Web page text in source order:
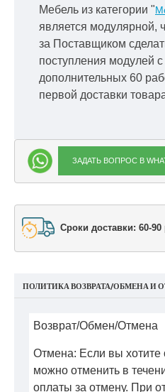
Мебель из категории "
является модулярной,
за Поставщиком
поступления модулей
дополнительных 60
первой доставки
ЗАДАТЬ ВОПРОС В
Сроки доставки: 60-
ПОЛИТИКА ВОЗВРАТА/ОБМЕНА И
Возврат/Обмен/Отмена
Отмена: Если вы хотите
можно отменить в
оплаты за отмену. При